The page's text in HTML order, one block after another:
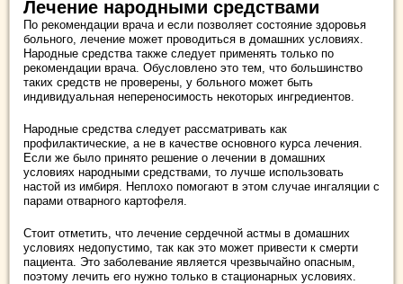
Лечение народными средствами
По рекомендации врача и если позволяет состояние здоровья
больного, лечение может проводиться в домашних условиях.
Народные средства также следует применять только по
рекомендации врача. Обусловлено это тем, что большинство
таких средств не проверены, у больного может быть
индивидуальная непереносимость некоторых ингредиентов.
Народные средства следует рассматривать как
профилактические, а не в качестве основного курса лечения.
Если же было принято решение о лечении в домашних
условиях народными средствами, то лучше использовать
настой из имбиря. Неплохо помогают в этом случае ингаляции с
парами отварного картофеля.
Стоит отметить, что лечение сердечной астмы в домашних
условиях недопустимо, так как это может привести к смерти
пациента. Это заболевание является чрезвычайно опасным,
поэтому лечить его нужно только в стационарных условиях.